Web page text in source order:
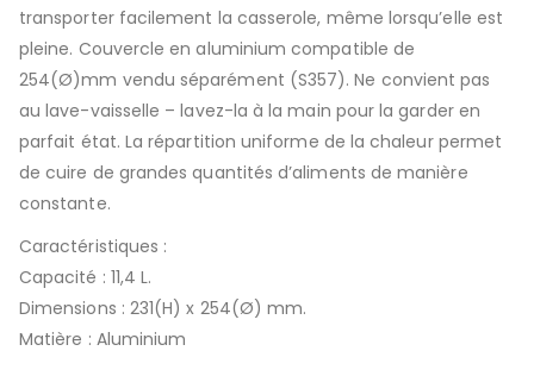
transporter facilement la casserole, même lorsqu’elle est
pleine. Couvercle en aluminium compatible de
254(Ø)mm vendu séparément (S357). Ne convient pas
au lave-vaisselle – lavez-la à la main pour la garder en
parfait état. La répartition uniforme de la chaleur permet
de cuire de grandes quantités d’aliments de manière
constante.
Caractéristiques :
Capacité : 11,4 L.
Dimensions : 231(H) x 254(Ø) mm.
Matière : Aluminium